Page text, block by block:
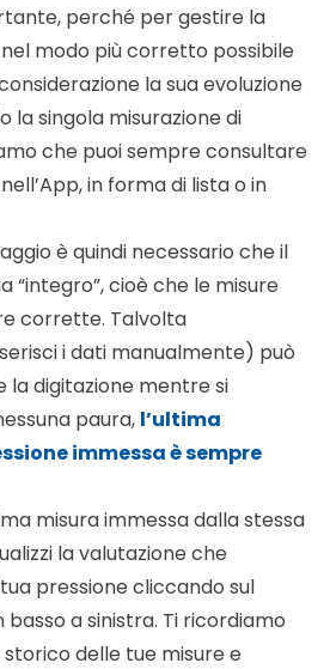
perché per gestire la
modo più corretto possibile
la sua evoluzione
la singola misurazione di
che puoi sempre consultare
in forma di lista o in
è quindi necessario che il
“integro”, cioè che le misure
corrette. Talvolta
i dati manualmente) può
la digitazione mentre si
paura, l’ultima
immessa è sempre
misura immessa dalla stessa
la valutazione che
pressione cliccando sul
a sinistra. Ti ricordiamo
delle tue misure e